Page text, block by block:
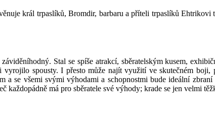
král trpaslíků, Bromdir, barbaru a příteli trpaslíků
Stal se spíše atrakcí, sběratelským kusem,
spousty. I přesto může najít využití ve skutečném
se všemi svými výhodami a schopnostmi bude ideální
každopádně má pro sběratele své výhody; krade se jen velmi